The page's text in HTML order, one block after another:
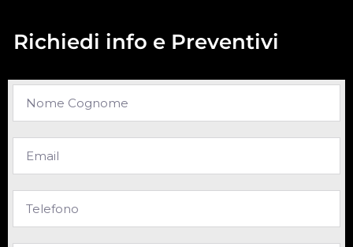
Richiedi info e Preventivi